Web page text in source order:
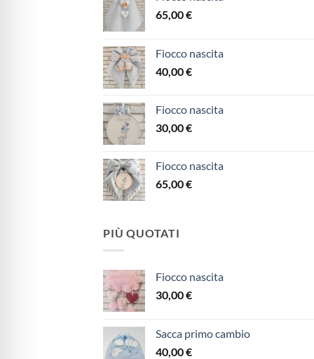
65,00€
Fiocco nascita
40,00€
Fiocco nascita
30,00€
Fiocco nascita
65,00€
PIÙ QUOTATI
Fiocco nascita
30,00€
Sacca primo cambio
40,00€